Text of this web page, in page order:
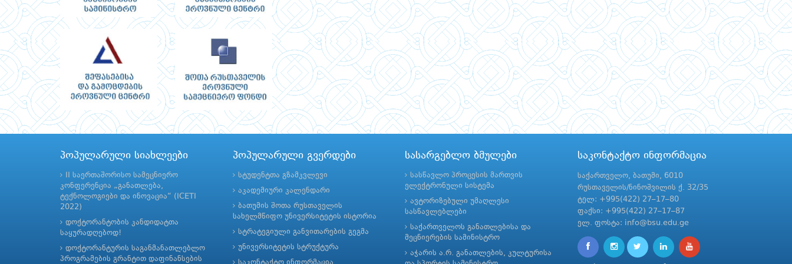
პოპულარული სიახლეები
II საერთაშორისო სამეცნიერო
კონფერენცია „განათლება,
ტექნოლოგიები და ინოვაცია“ (ICETI
2022)
დოქტორანტობის კანდიდატთა
საყურადღებოდ!
დოქტორანტურის საგანმანათლებლო
პროგრამების გრანტით დაფინანსების
პოპულარული გვერდები
სტუდენტთა გზამკვლევი
აკადემიური კალენდარი
ბათუმის შოთა რუსთაველის
სახელმწიფო უნივერსიტეტის ისტორია
სტრატეგიული განვითარების გეგმა
უნივერსიტეტის სტრუქტურა
საკონტაქტო ინფორმაცია
სასარგებლო ბმულები
სასწავლო პროცესის მართვის
ელექტრონული სისტემა
ავტორიზებული უმაღლესი
სასწავლებლები
საქართველოს განათლებისა და
მეცნიერების სამინისტრო
აჭარის ა.რ. განათლების, კულტურისა
საკონტაქტო ინფორმაცია
საქართველო, ბათუმი, 6010
რუსთაველის/ნინოშვილის ქ. 32/35
ტელ: +995(422) 27–17–80
ფაქსი: +995(422) 27–17–87
ელ. ფოსტა: info@bsu.edu.ge